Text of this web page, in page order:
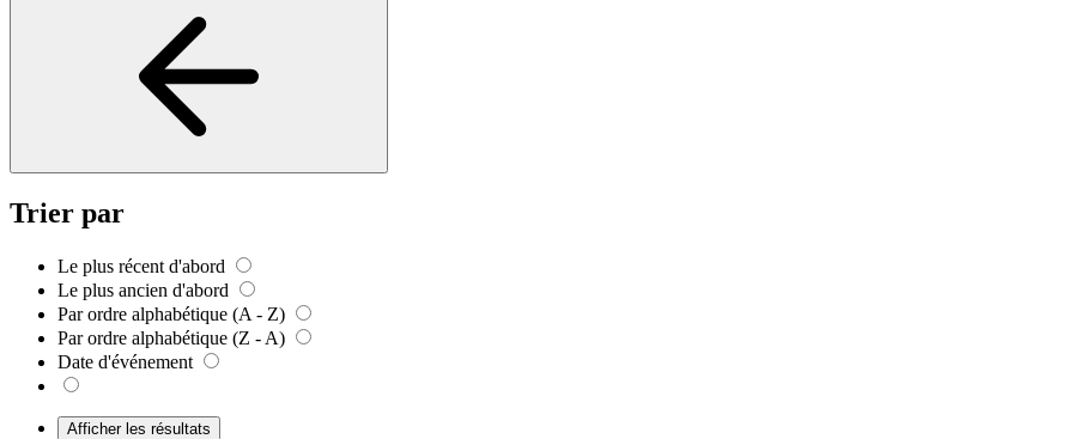
Trier par
Le plus récent d'abord
Le plus ancien d'abord
Par ordre alphabétique (A - Z)
Par ordre alphabétique (Z - A)
Date d'événement
Afficher les résultats